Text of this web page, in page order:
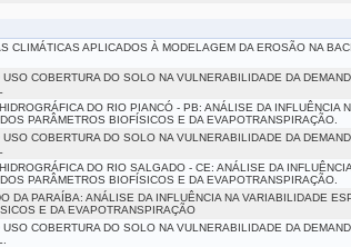
CLIMÁTICAS APLICADOS À MODELAGEM DA EROSÃO NA
COBERTURA DO SOLO NA VULNERABILIDADE DA
DO RIO PIANCÓ - PB: ANÁLISE DA INFLUÊNCIA
PARÂMETROS BIOFÍSICOS E DA EVAPOTRANSPIRAÇÃO.
COBERTURA DO SOLO NA VULNERABILIDADE DA
DO RIO SALGADO - CE: ANÁLISE DA
PARÂMETROS BIOFÍSICOS E DA EVAPOTRANSPIRAÇÃO.
DA PARAÍBA: ANÁLISE DA INFLUÊNCIA NA VARIABILIDADE
E DA EVAPOTRANSPIRAÇÃO
COBERTURA DO SOLO NA VULNERABILIDADE DA